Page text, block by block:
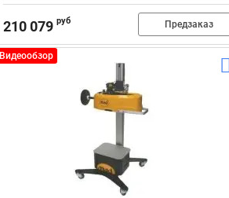
210 079 руб Предзаказ
Видеообзор